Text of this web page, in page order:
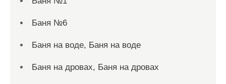
Баня №6
Баня на воде, Баня на воде
Баня на дровах, Баня на дровах